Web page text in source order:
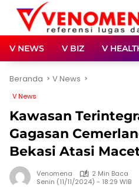
Langsung
konten
V NEWS V BIZ V
Beranda V News
V News
Kawasan
Gagasan
Bekasi Atasi
Venomena
2 Min Baca
Senin (11/11/2024) - 18:29 WIB